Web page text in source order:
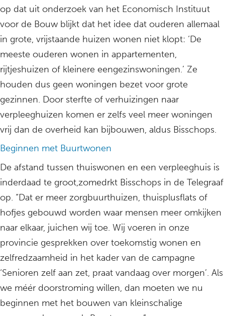
op dat uit onderzoek van het Economisch Instituut
voor de Bouw blijkt dat het idee dat ouderen allemaal
in grote, vrijstaande huizen wonen niet klopt: ‘De
meeste ouderen wonen in appartementen,
rijtjeshuizen of kleinere eengezinswoningen.’ Ze
houden dus geen woningen bezet voor grote
gezinnen. Door sterfte of verhuizingen naar
verpleeghuizen komen er zelfs veel meer woningen
vrij dan de overheid kan bijbouwen, aldus Bisschops.
Beginnen met Buurtwonen
De afstand tussen thuiswonen en een verpleeghuis is
inderdaad te groot,zomedrkt Bisschops in de Telegraaf
op. “Dat er meer zorgbuurthuizen, thuisplusflats of
hofjes gebouwd worden waar mensen meer omkijken
naar elkaar, juichen wij toe. Wij voeren in onze
provincie gesprekken over toekomstig wonen en
zelfredzaamheid in het kader van de campagne
‘Senioren zelf aan zet, praat vandaag over morgen’. Als
we méér doorstroming willen, dan moeten we nu
beginnen met het bouwen van kleinschalige